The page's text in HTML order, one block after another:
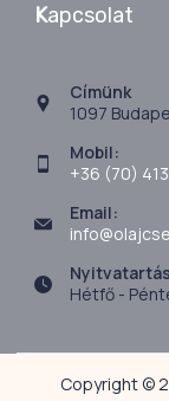
Kapcsolat
Címünk
1097
Mobil:
+36 (70)
Email:
Nyitvatartás
Hétfő -
Copyright ©